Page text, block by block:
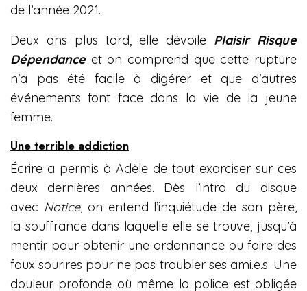
de l’année 2021.
Deux ans plus tard, elle dévoile Plaisir Risque
Dépendanceet on comprend que cette rupture
n’a pas été facile à digérer et que d’autres
événements font face dans la vie de la jeune
femme.
Une terrible addiction
Écrire a permis à Adèle de tout exorciser sur ces
deux dernières années. Dès l’intro du disque
avec Notice, on entend l’inquiétude de son père,
la souffrance dans laquelle elle se trouve, jusqu’à
mentir pour obtenir une ordonnance ou faire des
faux sourires pour ne pas troubler ses ami.e.s. Une
douleur profonde où même la police est obligée